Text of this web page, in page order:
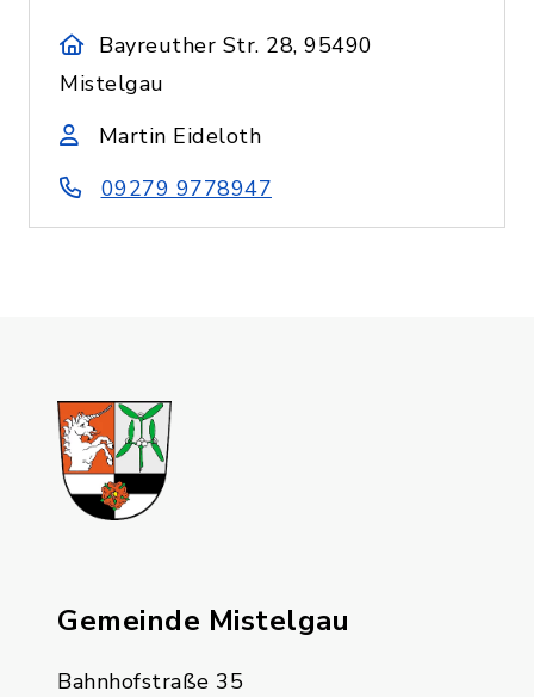
Bayreuther Str. 28, 95490
Mistelgau
Martin Eideloth
09279 9778947
Gemeinde Mistelgau
Bahnhofstraße 35